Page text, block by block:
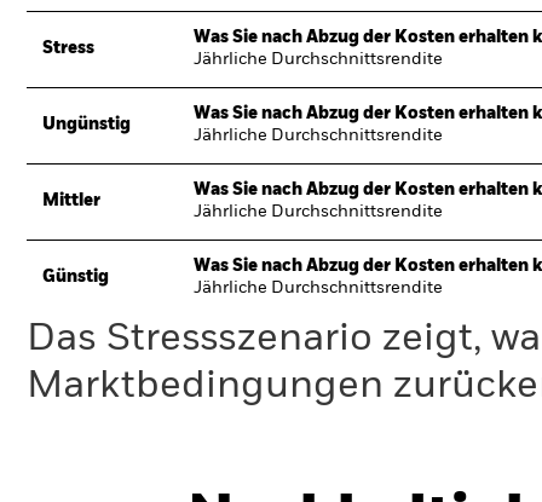
Stress
Was Sie nach Abzug der Kosten erhalten
Jährliche Durchschnittsrendite
Ungünstig
Was Sie nach Abzug der Kosten erhalten
Jährliche Durchschnittsrendite
Mittler
Was Sie nach Abzug der Kosten erhalten
Jährliche Durchschnittsrendite
Günstig
Was Sie nach Abzug der Kosten erhalten
Jährliche Durchschnittsrendite
Das Stressszenario zeigt,
Marktbedingungen